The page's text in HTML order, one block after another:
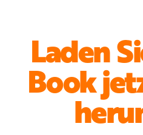
Laden
Book